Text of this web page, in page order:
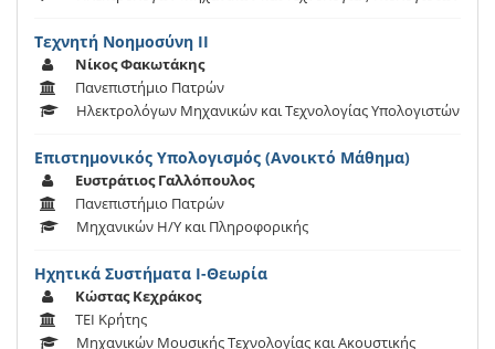
Τεχνητή Νοημοσύνη ΙΙ
Νίκος Φακωτάκης
Πανεπιστήμιο Πατρών
Ηλεκτρολόγων Μηχανικών και Τεχνολογίας Υπολογιστών
Επιστημονικός Υπολογισμός (Ανοικτό Μάθημα)
Ευστράτιος Γαλλόπουλος
Πανεπιστήμιο Πατρών
Μηχανικών Η/Υ και Πληροφορικής
Ηχητικά Συστήματα Ι-Θεωρία
Κώστας Κεχράκος
ΤΕΙ Κρήτης
Μηχανικών Μουσικής Τεχνολογίας και Ακουστικής